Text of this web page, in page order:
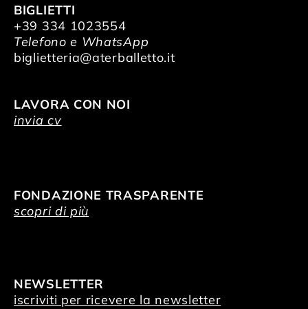
BIGLIETTI
+39 334 1023554
Telefono e WhatsApp
biglietteria@aterballetto.it
LAVORA CON NOI
invia cv
FONDAZIONE TRASPARENTE
scopri di più
NEWSLETTER
iscriviti per ricevere la newsletter